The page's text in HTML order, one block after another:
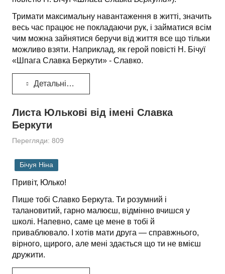
Тримати максимальну навантаження в житті, значить
весь час працює не покладаючи рук, і займатися всім
чим можна зайнятися беручи від життя все що тільки
можливо взяти. Наприклад, як герой повісті Н. Бічуї
«Шпага Славка Беркути» - Славко.
Детальніше...
Листа Юлькові від імені Славка
Беркути
Перегляди: 809
Бічуя Ніна
Привіт, Юлько!
Пише тобі Славко Беркута. Ти розумний і
талановитий, гарно малюєш, відмінно вчишся у
школі. Напевно, саме це мене в тобі й
приваблювало. І хотів мати друга — справжнього,
вірного, щирого, але мені здається що ти не вмієш
дружити.